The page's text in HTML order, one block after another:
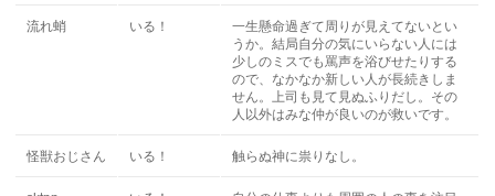
流れ蛸 いる！
一生懸命過ぎて周りが見えてないとい
うか。結局自分の気にいらない人には
少しのミスでも罵声を浴びせたりする
ので、なかなか新しい人が長続きしま
せん。上司も見て見ぬふりだし。その
人以外はみな仲が良いのが救いです。
怪獣おじさん いる！ 触らぬ神に祟りなし。